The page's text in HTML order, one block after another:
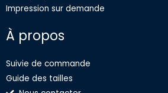
Impression sur demande
À propos
Suivie de commande
Guide des tailles